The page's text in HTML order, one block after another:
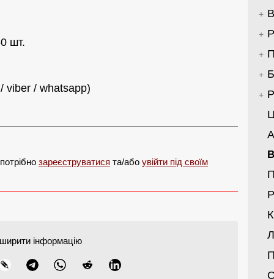
шт.
viber / whatsapp)
зареєструватися та/або увійти під своїм
інформацію